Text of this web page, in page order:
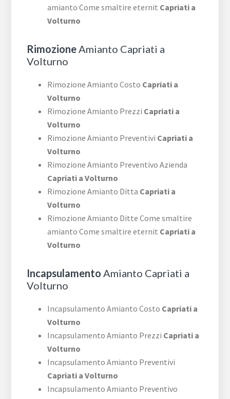
amianto Come smaltire eternit Capriati a
Volturno
RimozioneAmianto Capriati a
Volturno
Rimozione Amianto Costo Capriati a
Volturno
Rimozione Amianto Prezzi Capriati a
Volturno
Rimozione Amianto Preventivi Capriati a
Volturno
Rimozione Amianto Preventivo Azienda
Capriati a Volturno
Rimozione Amianto Ditta Capriati a
Volturno
Rimozione Amianto Ditte Come smaltire
amianto Come smaltire eternit Capriati a
Volturno
Incapsulamento Amianto Capriati a
Volturno
Incapsulamento Amianto Costo Capriati a
Volturno
Incapsulamento Amianto Prezzi Capriati a
Volturno
Incapsulamento Amianto Preventivi
Capriati a Volturno
Incapsulamento Amianto Preventivo